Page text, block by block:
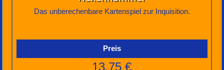
Das unberechenbare Kartenspiel zur Inquisition.
13,75 €